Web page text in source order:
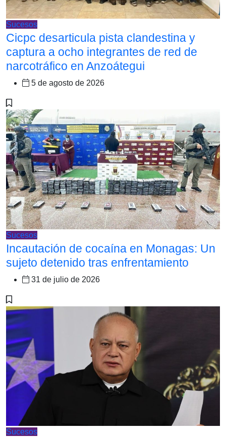
Sucesos
Cicpc desarticula pista clandestina y
captura a ocho integrantes de red de
narcotráfico en Anzoátegui
5 de agosto de 2026
Sucesos
Incautación de cocaína en Monagas: Un
sujeto detenido tras enfrentamiento
31 de julio de 2026
Sucesos